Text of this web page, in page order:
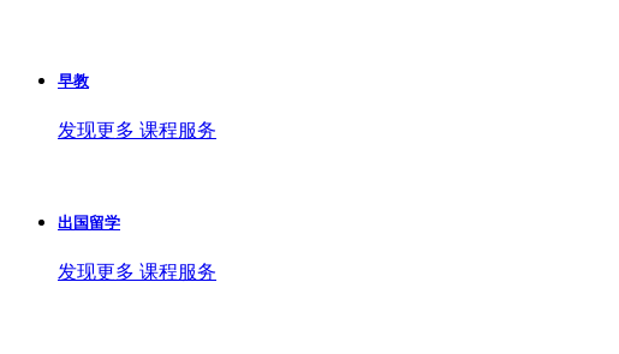
早教
发现更多 课程服务
出国留学
发现更多 课程服务